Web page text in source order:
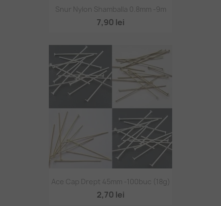
Snur Nylon Shamballa 0.8mm -9m
7,90 lei
Ace Cap Drept 45mm -100buc (18g)
2,70 lei